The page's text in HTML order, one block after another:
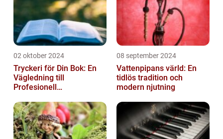
02 oktober 2024
Tryckeri för Din Bok: En
Vägledning till
Profesionell
08 september 2024
Vattenpipans värld: En
tidlös tradition och
modern njutning